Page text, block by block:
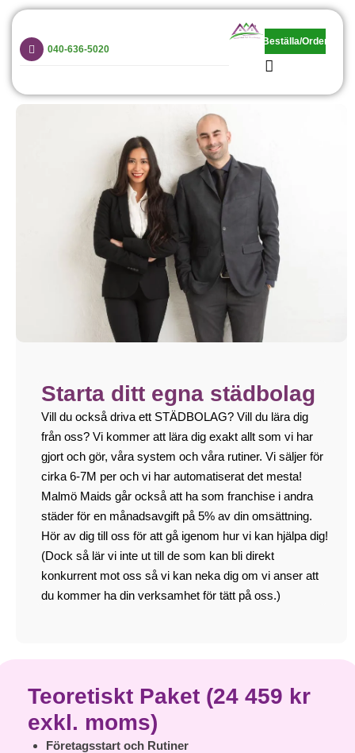
040-636-5020
Beställa/Order
Malmomaids and Home Services
Vi är grymma på hemstädning, barnpassning och trappstädning!
Hem
Starta ditt egna städbolag
Vill du också driva ett STÄDBOLAG? Vill du lära dig
från oss? Vi kommer att lära dig exakt allt som vi har
gjort och gör, våra system och våra rutiner. Vi säljer för
cirka 6-7M per och vi har automatiserat det mesta!
Malmö Maids går också att ha som franchise i andra
städer för en månadsavgift på 5% av din omsättning.
Hör av dig till oss för att gå igenom hur vi kan hjälpa dig!
(Dock så lär vi inte ut till de som kan bli direkt
konkurrent mot oss så vi kan neka dig om vi anser att
du kommer ha din verksamhet för tätt på oss.)
Teoretiskt Paket (24 459 kr
exkl. moms)
Företagsstart och Rutiner